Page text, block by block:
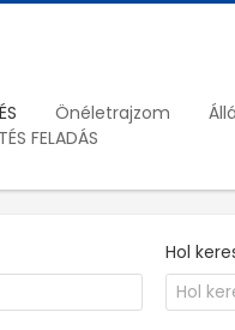
Önéletrajzom
FELADÁS
Hol